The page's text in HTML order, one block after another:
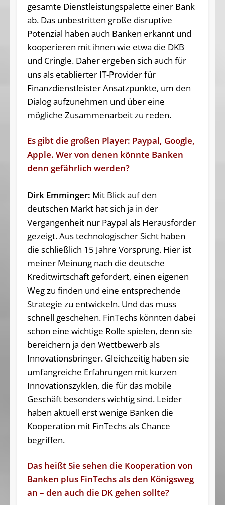
gesamte Dienstleistungspalette einer Bank
ab. Das unbestritten große disruptive
Potenzial haben auch Banken erkannt und
kooperieren mit ihnen wie etwa die DKB
und Cringle. Daher ergeben sich auch für
uns als etablierter IT-Provider für
Finanzdienstleister Ansatzpunkte, um den
Dialog aufzunehmen und über eine
mögliche Zusammenarbeit zu reden.
Es gibt die großen Player: Paypal, Google,
Apple. Wer von denen könnte Banken
denn gefährlich werden?
Dirk Emminger: Mit Blick auf den
deutschen Markt hat sich ja in der
Vergangenheit nur Paypal als Herausforder
gezeigt. Aus technologischer Sicht haben
die schließlich 15 Jahre Vorsprung. Hier ist
meiner Meinung nach die deutsche
Kreditwirtschaft gefordert, einen eigenen
Weg zu finden und eine entsprechende
Strategie zu entwickeln. Und das muss
schnell geschehen. FinTechs könnten dabei
schon eine wichtige Rolle spielen, denn sie
bereichern ja den Wettbewerb als
Innovationsbringer. Gleichzeitig haben sie
umfangreiche Erfahrungen mit kurzen
Innovationszyklen, die für das mobile
Geschäft besonders wichtig sind. Leider
haben aktuell erst wenige Banken die
Kooperation mit FinTechs als Chance
begriffen.
Das heißt Sie sehen die Kooperation von
Banken plus FinTechs als den Königsweg
an – den auch die DK gehen sollte?